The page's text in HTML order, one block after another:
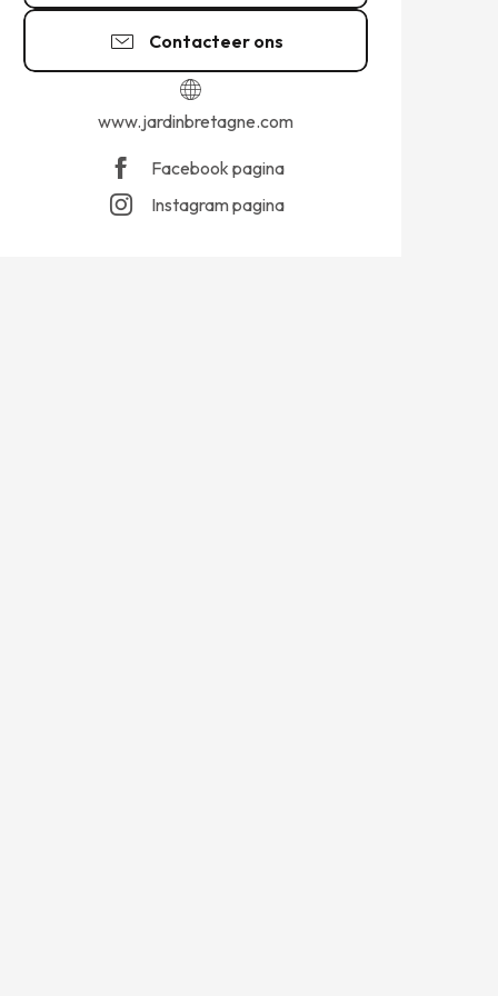
Contacteer ons
www.jardinbretagne.com
Facebook pagina
Instagram pagina